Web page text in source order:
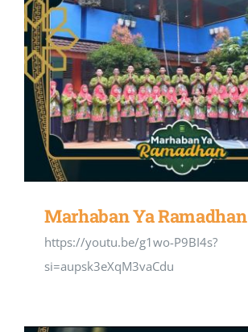
Marhaban Ya Ramadhan
https://youtu.be/g1wo-P9BI4s?
si=aupsk3eXqM3vaCdu